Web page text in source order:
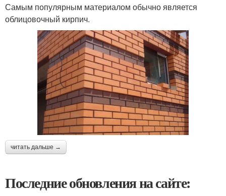
Самым популярным материалом обычно является
облицовочный кирпич.
читать дальше →
Последние обновления на сайте: